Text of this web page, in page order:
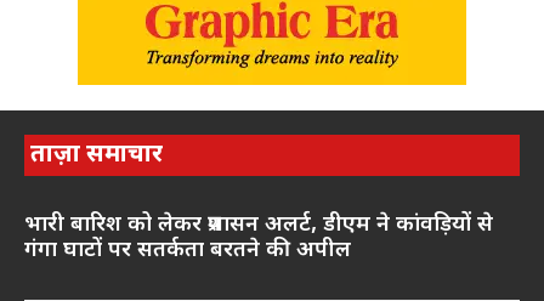
ताज़ा समाचार
भारी बारिश को लेकर प्रशासन अलर्ट, डीएम ने कांवड़ियों से
गंगा घाटों पर सतर्कता बरतने की अपील